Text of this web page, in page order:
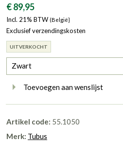
€ 89,95
Incl. 21% BTW (België}
Exclusief verzendingskosten
UITVERKOCHT
Zwart
Toevoegen aan wenslijst
Artikel code: 55.1050
Merk: Tubus